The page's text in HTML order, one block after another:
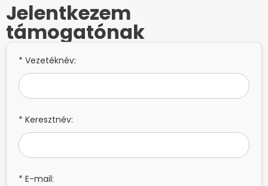
Jelentkezem
támogatónak
* Vezetéknév:
* Keresztnév:
* E-mail: